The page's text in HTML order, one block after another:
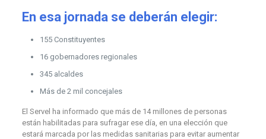
En esa jornada se deberán elegir:
155 Constituyentes
16 gobernadores regionales
345 alcaldes
Más de 2 mil concejales
El Servel ha informado que más de 14 millones de personas
están habilitadas para sufragar ese día, en una elección que
estará marcada por las medidas sanitarias para evitar aumentar